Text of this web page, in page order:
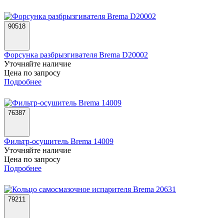
90518
Форсунка разбрызгивателя Brema D20002
Уточняйте наличие
Цена по запросу
Подробнее
76387
Фильтр-осушитель Brema 14009
Уточняйте наличие
Цена по запросу
Подробнее
79211